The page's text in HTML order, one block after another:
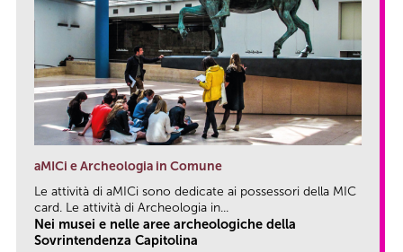
aMICi e Archeologia in Comune
Le attività di aMICi sono dedicate ai possessori della MIC
card. Le attività di Archeologia in...
Nei musei e nelle aree archeologiche della
Sovrintendenza Capitolina